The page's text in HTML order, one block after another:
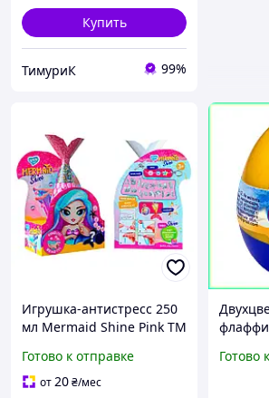
Купить
ТимуриК 99%
Игрушка-антистресс 250
мл Mermaid Shine Pink TM
Готово к отправке
от20₴/мес
флаффи
игры
Готово